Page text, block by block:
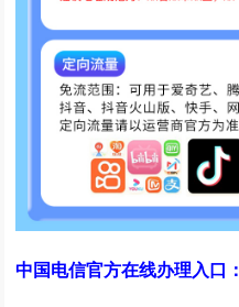
中国电信官方在线办理入口：